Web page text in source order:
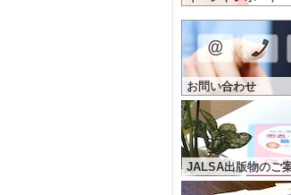
お問い合わせ
JALSA出版物のご